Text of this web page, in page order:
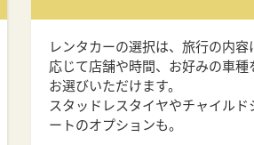
レンタカーの選択は、旅行の内容
応じて店舗や時間、お好みの車種
お選びいただけます。
スタッドレスタイヤやチャイルド
ートのオプションも。